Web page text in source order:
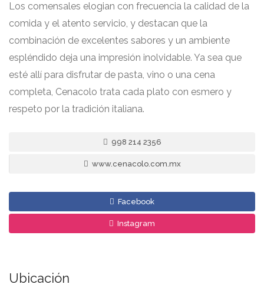
Los comensales elogian con frecuencia la calidad de la
comida y el atento servicio, y destacan que la
combinación de excelentes sabores y un ambiente
espléndido deja una impresión inolvidable. Ya sea que
esté allí para disfrutar de pasta, vino o una cena
completa, Cenacolo trata cada plato con esmero y
respeto por la tradición italiana.
998 214 2356
www.cenacolo.com.mx
Facebook
Instagram
Ubicación